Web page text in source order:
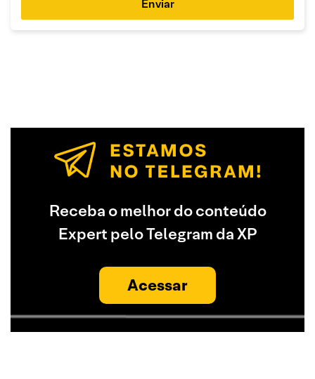
Enviar
Receba o melhor do conteúdo
Expert pelo Telegram da XP
Acessar